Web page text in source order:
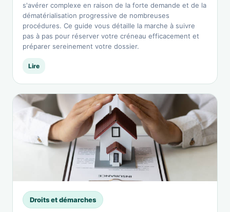
s'avérer complexe en raison de la forte demande et de la
dématérialisation progressive de nombreuses
procédures. Ce guide vous détaille la marche à suivre
pas à pas pour réserver votre créneau efficacement et
préparer sereinement votre dossier.
Lire
Droits et démarches